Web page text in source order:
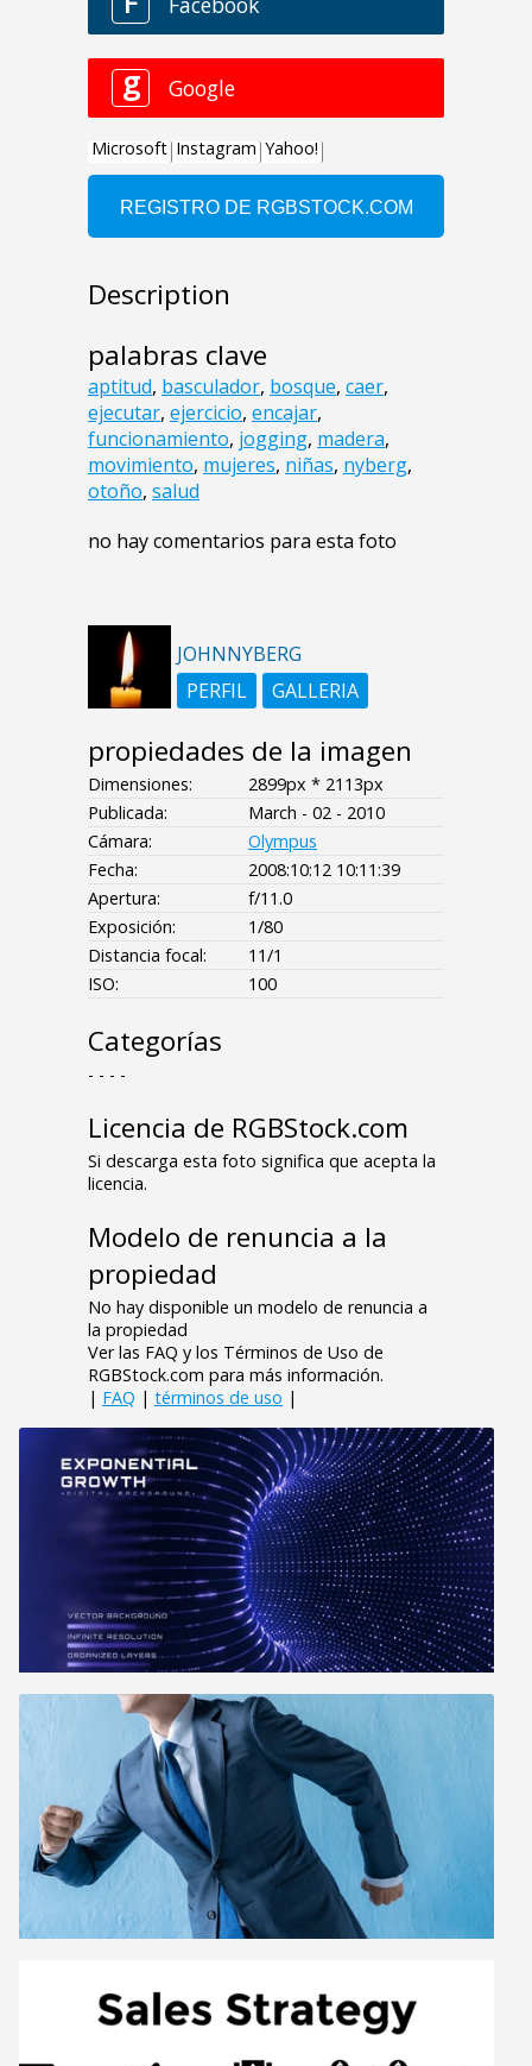
Description
palabras clave
aptitud, basculador, bosque, caer,
ejecutar, ejercicio, encajar,
funcionamiento, jogging, madera,
movimiento, mujeres, niñas, nyberg,
otoño, salud
no hay comentarios para esta foto
JOHNNYBERG
PERFIL
GALLERIA
propiedades de la imagen
Dimensiones:
2899px * 2113px
Publicada:
March - 02 - 2010
Cámara:
Olympus
Fecha:
2008:10:12 10:11:39
Apertura:
f/11.0
Exposición:
1/80
Distancia focal:
11/1
ISO:
100
Categorías
- - - -
Licencia de RGBStock.com
Si descarga esta foto significa que acepta la
licencia.
Modelo de renuncia a la
propiedad
No hay disponible un modelo de renuncia a
la propiedad
Ver las FAQ y los Términos de Uso de
RGBStock.com para más información.
| FAQ | términos de uso |